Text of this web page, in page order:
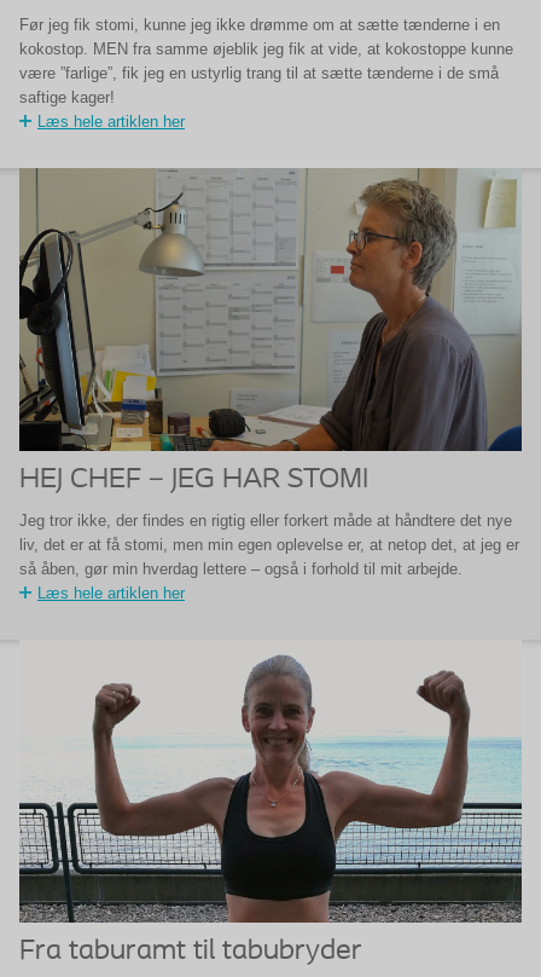
Før jeg fik stomi, kunne jeg ikke drømme om at sætte tænderne i en
kokostop. MEN fra samme øjeblik jeg fik at vide, at kokostoppe kunne
være ”farlige”, fik jeg en ustyrlig trang til at sætte tænderne i de små
saftige kager!
Læs hele artiklen her
HEJ CHEF – JEG HAR STOMI
Jeg tror ikke, der findes en rigtig eller forkert måde at håndtere det nye
liv, det er at få stomi, men min egen oplevelse er, at netop det, at jeg er
så åben, gør min hverdag lettere – også i forhold til mit arbejde.
Læs hele artiklen her
Fra taburamt til tabubryder